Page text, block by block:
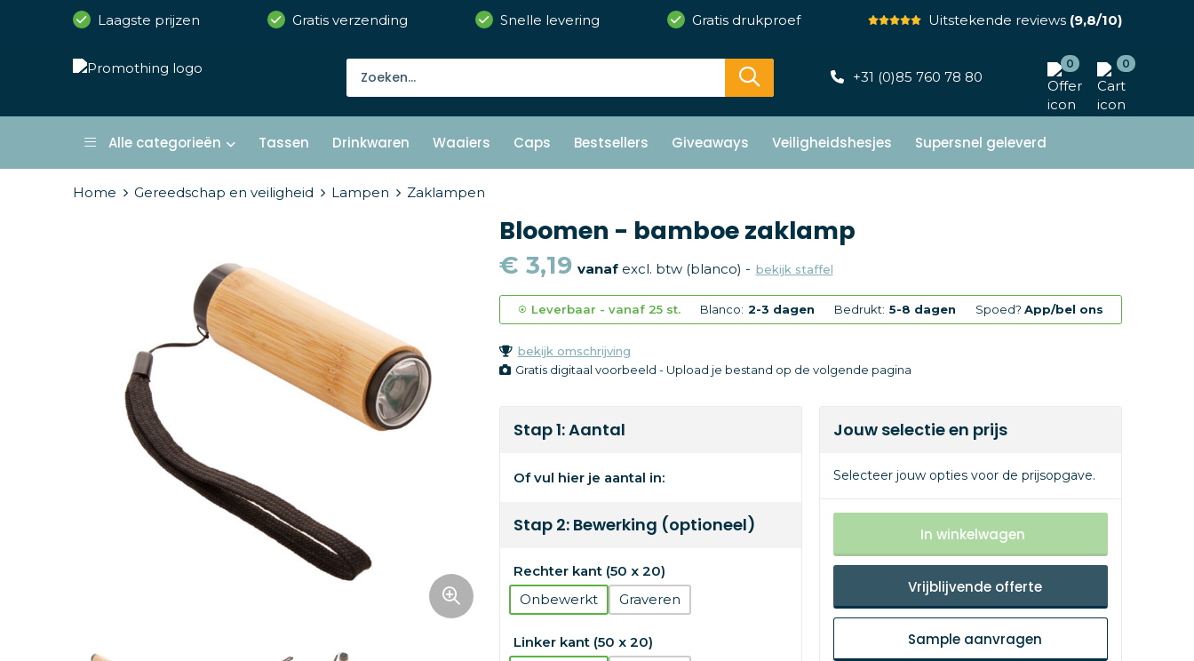
Laagste prijzen Gratis verzending Snelle levering Gratis drukproef Uitstekende reviews(9,8/10)
+31 (0)85 760 78 80
0 0
Alle categorieën Tassen Drinkwaren Waaiers Caps Bestsellers Giveaways Veiligheidshesjes Supersnel geleverd
Home Gereedschap en veiligheid Lampen Zaklampen
Bloomen - bamboe zaklamp
€ 3,19 vanafexcl. btw (blanco) - bekijk staffel
Leverbaar - vanaf 25 st. Blanco: 2-3 dagen Bedrukt: 5-8 dagen Spoed? App/bel ons
bekijk omschrijving
Gratis digitaal voorbeeld - Upload je bestand op de volgende pagina
Stap 1: Aantal
Of vul hier je aantal in:
Stap 2: Bewerking (optioneel)
Rechter kant (50 x 20)
Onbewerkt
Graveren
Linker kant (50 x 20)
Jouw selectie en prijs
Selecteer jouw opties voor de prijsopgave.
In winkelwagen
Vrijblijvende offerte
Sample aanvragen